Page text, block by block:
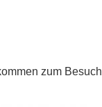
zum